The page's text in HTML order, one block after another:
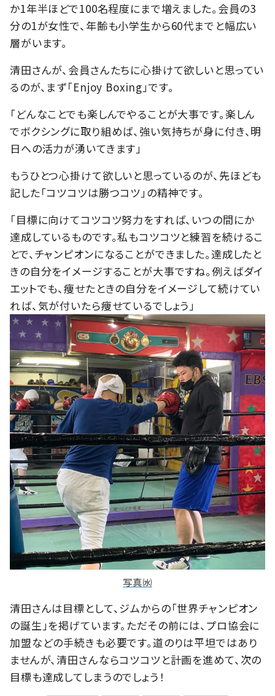
か1年半ほどで100名程度にまで増えました。会員の3
分の1が女性で、年齢も小学生から60代までと幅広い
層がいます。
清田さんが、会員さんたちに心掛けて欲しいと思ってい
るのが、まず「Enjoy Boxing」です。
「どんなことでも楽しんでやることが大事です。楽しん
でボクシングに取り組めば、強い気持ちが身に付き、明
日への活力が湧いてきます」
もうひとつ心掛けて欲しいと思っているのが、先ほども
記した「コツコツは勝つコツ」の精神です。
「目標に向けてコツコツ努力をすれば、いつの間にか
達成しているものです。私もコツコツと練習を続けるこ
とで、チャンピオンになることができました。達成したと
きの自分をイメージすることが大事ですね。例えばダイ
エットでも、痩せたときの自分をイメージして続けてい
れば、気が付いたら痩せているでしょう」
写真㈬
清田さんは目標として、ジムからの「世界チャンピオン
の誕生」を掲げています。ただその前には、プロ協会に
加盟などの手続きも必要です。道のりは平坦ではあり
ませんが、清田さんならコツコツと計画を進めて、次の
目標も達成してしまうのでしょう！